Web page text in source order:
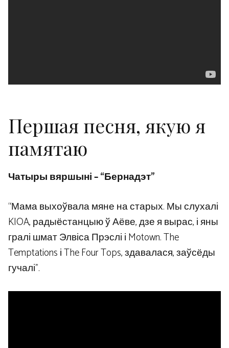
Першая песня, якую я
памятаю
Чатыры вяршыні – “Бернадэт”
“Мама выхоўвала мяне на старых. Мы слухалі
KIOA, радыёстанцыю ў Аёве, дзе я вырас, і яны
гралі шмат Элвіса Прэслі і Motown. The
Temptations і The Four Tops, здавалася, заўсёды
гучалі”.